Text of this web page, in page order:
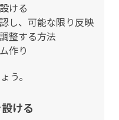
ける
し、可能な限り反映
整する方法
作り
う。
ける